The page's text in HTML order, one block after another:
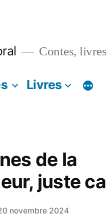
Contes,
Livres
de la
juste
novembre 2024